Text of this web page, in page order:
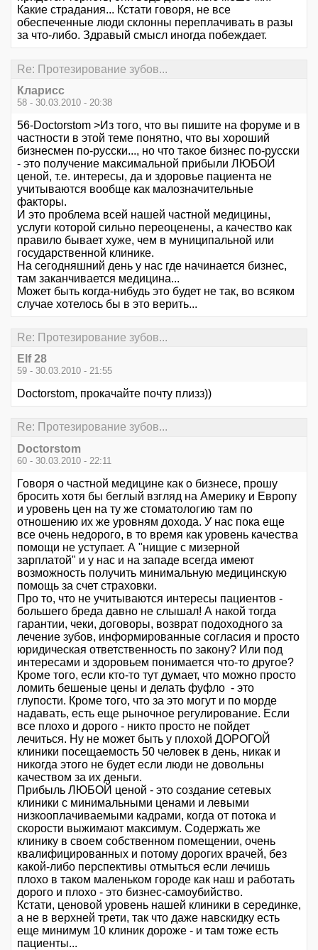
Какие страдания... Кстати говоря, не все
обеспеченные люди склонны переплачивать в разы
за что-либо. Здравый смысл иногда побеждает.
Re: Протезирование зубов...
Кларисс
58 - 30.03.2010 - 20:38
56-Doctorstom >Из того, что вы пишите на форуме и в
частности в этой теме понятно, что вы хороший
бизнесмен по-русски..., но что такое бизнес по-русски
- это получение максимальной прибыли ЛЮБОЙ
ценой, т.е. интересы, да и здоровье пациента не
учитываются вообще как малозначительные
факторы.
И это проблема всей нашей частной медицины,
услуги которой сильно переоценены, а качество как
правило бывает хуже, чем в муниципальной или
государственной клинике.
На сегодняшний день у нас где начинается бизнес,
там заканчивается медицина...
Может быть когда-нибудь это будет не так, во всяком
случае хотелось бы в это верить...
Re: Протезирование зубов...
Elf 28
59 - 30.03.2010 - 21:55
Doctorstom, прокачайте почту плизз))
Re: Протезирование зубов...
Doctorstom
60 - 30.03.2010 - 22:11
Говоря о частной медицине как о бизнесе, прошу
бросить хотя бы беглый взгляд на Америку и Европу
и уровень цен на ту же стоматологию там по
отношению их же уровням дохода. У нас пока еще
все очень недорого, в то время как уровень качества
помощи не уступает. А "нищие с мизерной
зарплатой" и у нас и на западе всегда имеют
возможность получить минимальную медицинскую
помощь за счет страховки.
Про то, что не учитываются интересы пациентов -
большего бреда давно не слышал! А накой тогда
гарантии, чеки, договоры, возврат подоходного за
лечение зубов, информированные согласия и просто
юридическая ответственность по закону? Или под
интересами и здоровьем понимается что-то другое?
Кроме того, если кто-то тут думает, что можно просто
ломить бешеные цены и делать фуфло - это
глупости. Кроме того, что за это могут и по морде
надавать, есть еще рыночное регулирование. Если
все плохо и дорого - никто просто не пойдет
лечиться. Ну не может быть у плохой ДОРОГОЙ
клиники посещаемость 50 человек в день, никак и
никогда этого не будет если люди не довольны
качеством за их деньги.
Прибыль ЛЮБОЙ ценой - это создание сетевых
клиники с минимальными ценами и левыми
низкооплачиваемыми кадрами, когда от потока и
скорости выжимают максимум. Содержать же
клинику в своем собственном помещении, очень
квалифицированных и потому дорогих врачей, без
какой-либо перспективы отмыться если лечишь
плохо в таком маленьком городе как наш и работать
дорого и плохо - это бизнес-самоубийство.
Кстати, ценовой уровень нашей клиники в серединке,
а не в верхней трети, так что даже навскидку есть
еще минимум 10 клиник дороже - и там тоже есть
пациенты...